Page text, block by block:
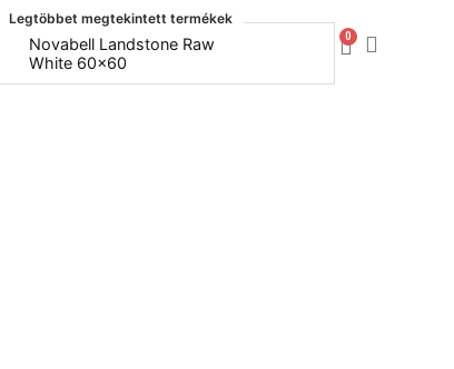
Legtöbbet megtekintett termékek
Novabell Landstone Raw
White 60x60
0